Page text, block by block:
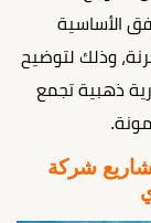
الأساسية
وذلك لتوضيح
ذهبية تجمع
شركة